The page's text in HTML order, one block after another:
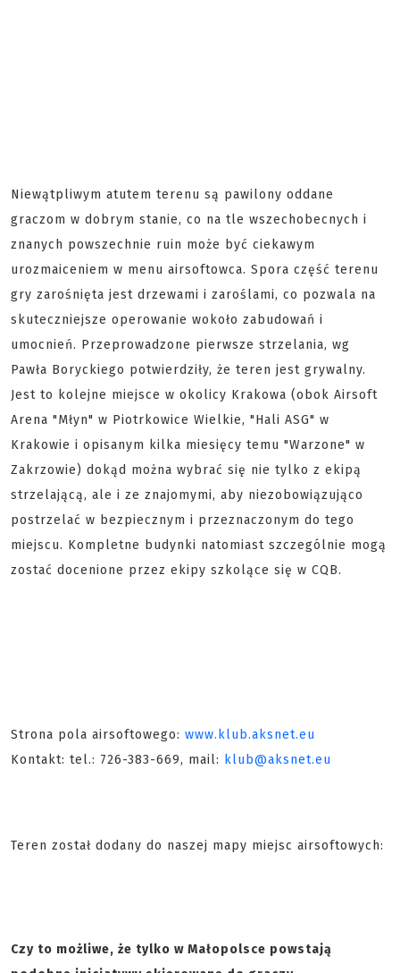
Niewątpliwym atutem terenu są pawilony oddane
graczom w dobrym stanie, co na tle wszechobecnych i
znanych powszechnie ruin może być ciekawym
urozmaiceniem w menu airsoftowca. Spora część terenu
gry zarośnięta jest drzewami i zaroślami, co pozwala na
skuteczniejsze operowanie wokoło zabudowań i
umocnień. Przeprowadzone pierwsze strzelania, wg
Pawła Boryckiego potwierdziły, że teren jest grywalny.
Jest to kolejne miejsce w okolicy Krakowa (obok Airsoft
Arena "Młyn" w Piotrkowice Wielkie, "Hali ASG" w
Krakowie i opisanym kilka miesięcy temu "Warzone" w
Zakrzowie) dokąd można wybrać się nie tylko z ekipą
strzelającą, ale i ze znajomymi, aby niezobowiązująco
postrzelać w bezpiecznym i przeznaczonym do tego
miejscu. Kompletne budynki natomiast szczególnie mogą
zostać docenione przez ekipy szkolące się w CQB.
Strona pola airsoftowego: www.klub.aksnet.eu
Kontakt: tel.: 726-383-669, mail: klub@aksnet.eu
Teren został dodany do naszej mapy miejsc airsoftowych:
Czy to możliwe, że tylko w Małopolsce powstają